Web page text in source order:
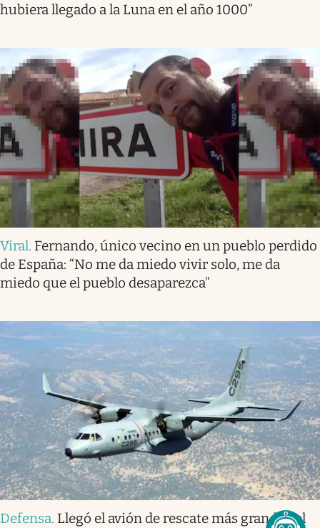
hubiera llegado a la Luna en el año 1000”
Viral. Fernando, único vecino en un pueblo perdido
de España: “No me da miedo vivir solo, me da
miedo que el pueblo desaparezca”
Defensa. Llegó el avión de rescate más grande del